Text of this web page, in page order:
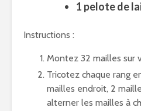
1 pelote de
Instructions :
Montez 32 mailles sur
Tricotez chaque rang
mailles endroit, 2
alterner les mailles à